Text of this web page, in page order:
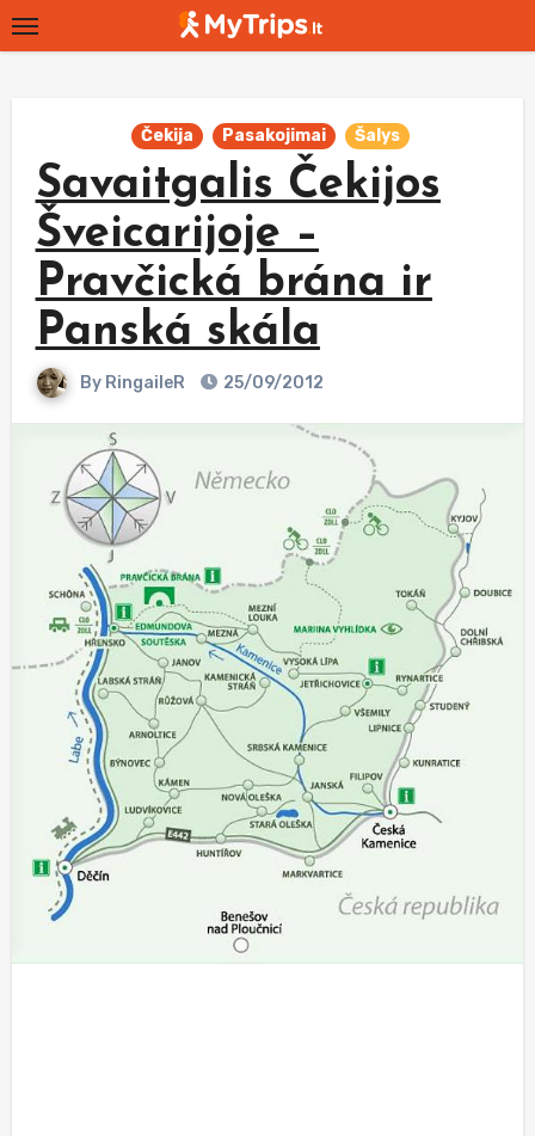
Skip
to
Čekija Pasakojimai Šalys
Savaitgalis Čekijos
Šveicarijoje –
Pravčická brána ir
Panská skála
By RingaileR 25/09/2012